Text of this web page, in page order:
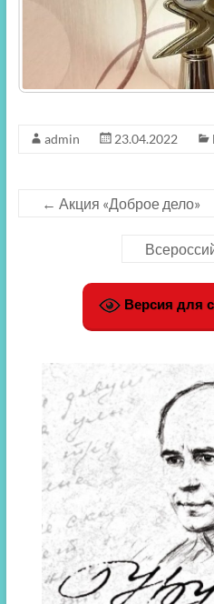
admin 23.04.2022
← Акция «Доброе дело»
Версия для